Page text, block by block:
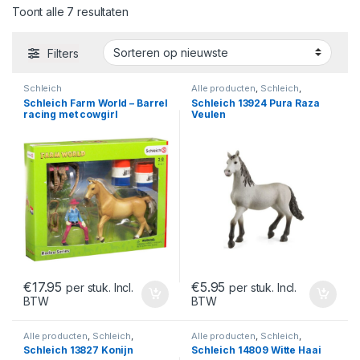
Toont alle 7 resultatenGesorteerd op nieuwste
Filters
Schleich
Schleich Farm World – Barrel
racing met cowgirl
€17.95 per stuk. Incl.
BTW
Alle producten, Schleich,
Speelfiguren- En Sets
Speelfiguren- En Sets
Schleich 13924 Pura Raza
Veulen
€5.95 per stuk. Incl.
BTW
Alle producten Schleich
Speelfiguren- En Sets
Speelfiguren- En Sets
Schleich 13827 Konijn
Alle producten Schleich
Speelfiguren- En Sets,
Speelfiguren- En Sets
Schleich 14809 Witte Haai